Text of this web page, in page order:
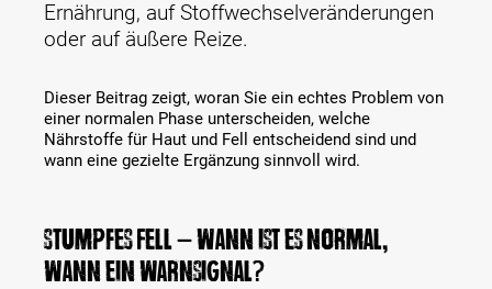
Ernährung, auf Stoffwechselveränderungen
oder auf äußere Reize.
Dieser Beitrag zeigt, woran Sie ein echtes Problem von
einer normalen Phase unterscheiden, welche
Nährstoffe für Haut und Fell entscheidend sind und
wann eine gezielte Ergänzung sinnvoll wird.
Stumpfes Fell – wann ist es normal,
wann ein Warnsignal?